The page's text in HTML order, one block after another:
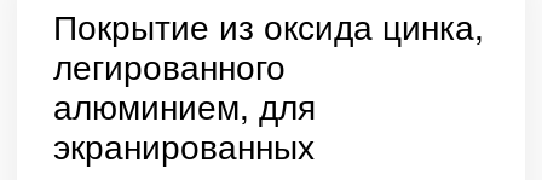
Покрытие из оксида цинка,
легированного
алюминием, для
экранированных